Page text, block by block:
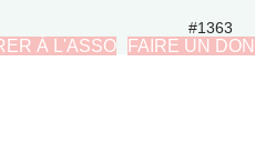
À L'ASSO FAIRE UN DON
#1363